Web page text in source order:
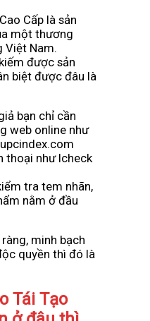
Cấp là sản
một thương
Việt Nam.
được sản
biệt được đâu là
bạn chỉ cần
web online như
thoại như Icheck
tra tem nhãn,
nằm ở đầu
minh bạch
quyền thì đó là
Tái Tạo